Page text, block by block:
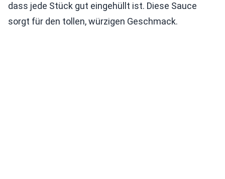
dass jede Stück gut eingehüllt ist. Diese Sauce
sorgt für den tollen, würzigen Geschmack.